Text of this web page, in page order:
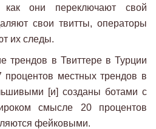
они переключают свой
свои твитты, операторы
их следы.
трендов в Твиттере в Турции
процентов местных трендов в
[и] созданы ботами с
смысле 20 процентов
фейковыми.